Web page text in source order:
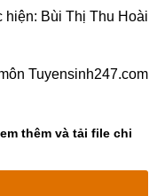
hiện: Bùi Thị Thu Hoài
Tuyensinh247.com
thêm và tải file chi